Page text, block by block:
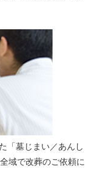
「墓じまい／あんし
域で改葬のご依頼に